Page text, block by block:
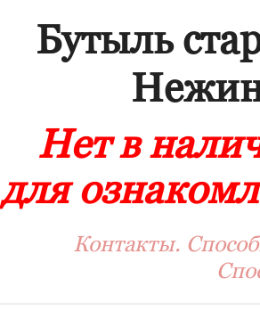
Бутыль
Нет в
для
Контакты.